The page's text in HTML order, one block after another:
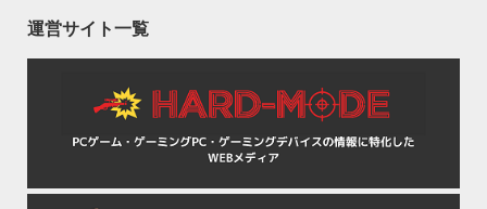
運営サイト一覧